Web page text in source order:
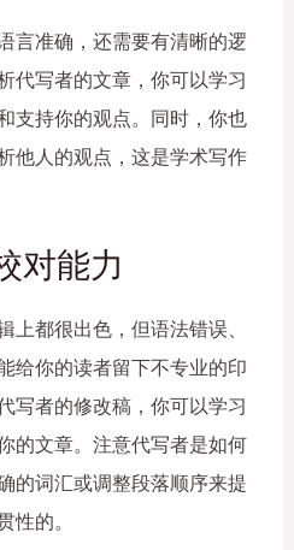
言准确，还需要有清晰的逻
代写者的文章，你可以学习
支持你的观点。同时，你也
他人的观点，这是学术写作
对能力
都很出色，但语法错误、
给你的读者留下不专业的印
写者的修改稿，你可以学习
的文章。注意代写者是如何
的词汇或调整段落顺序来提
的。